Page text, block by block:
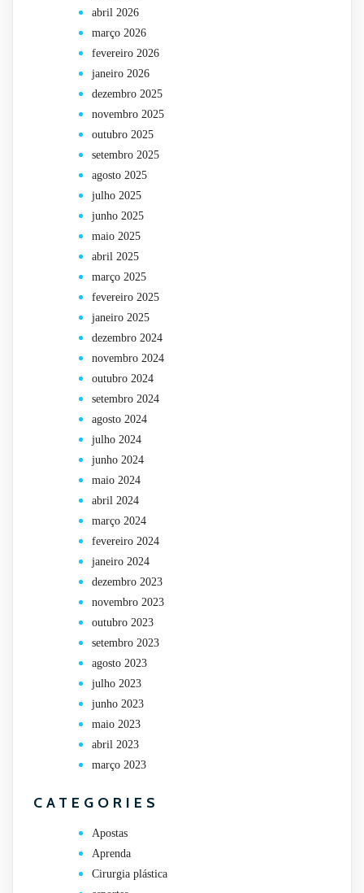
abril 2026
março 2026
fevereiro 2026
janeiro 2026
dezembro 2025
novembro 2025
outubro 2025
setembro 2025
agosto 2025
julho 2025
junho 2025
maio 2025
abril 2025
março 2025
fevereiro 2025
janeiro 2025
dezembro 2024
novembro 2024
outubro 2024
setembro 2024
agosto 2024
julho 2024
junho 2024
maio 2024
abril 2024
março 2024
fevereiro 2024
janeiro 2024
dezembro 2023
novembro 2023
outubro 2023
setembro 2023
agosto 2023
julho 2023
junho 2023
maio 2023
abril 2023
março 2023
CATEGORIES
Apostas
Aprenda
Cirurgia plástica